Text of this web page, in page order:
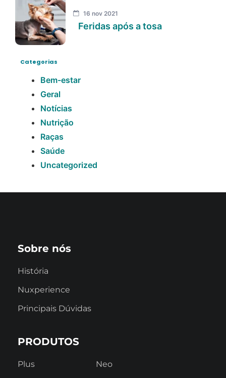
16 nov 2021
Feridas após a tosa
Categorias
Bem-estar
Geral
Notícias
Nutrição
Raças
Saúde
Uncategorized
Sobre nós
História
Nuxperience
Principais Dúvidas
PRODUTOS
Plus
Neo